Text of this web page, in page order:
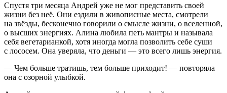
Спустя три месяца Андрей уже не мог представить своей
жизни без неё. Они ездили в живописные места, смотрели
на звёзды, бесконечно говорили о смысле жизни, о вселенной,
о высших энергиях. Алина любила петь мантры и называла
себя вегетарианкой, хотя иногда могла позволить себе суши
с лососем. Она уверяла, что деньги — это всего лишь энергия.
— Чем больше тратишь, тем больше приходит! — повторяла
она с озорной улыбкой.